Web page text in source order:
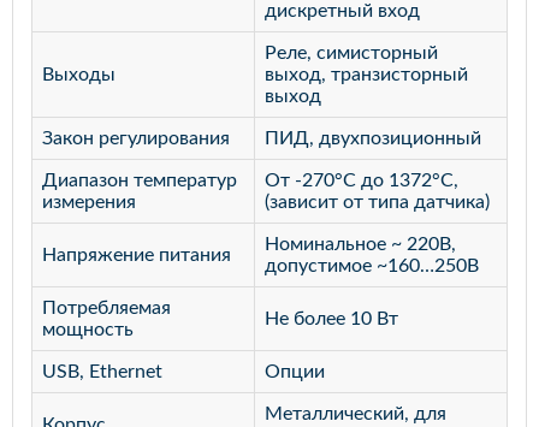
дискретный вход
Выходы
Реле, симисторный
выход, транзисторный
выход
Закон регулирования ПИД, двухпозиционный
Диапазон температур
измерения
От -270°С до 1372°С,
(зависит от типа датчика)
Напряжение питания
Номинальное ~ 220В,
допустимое ~160…250В
Потребляемая
мощность
Не более 10 Вт
USB, Ethernet Опции
Металлический, для